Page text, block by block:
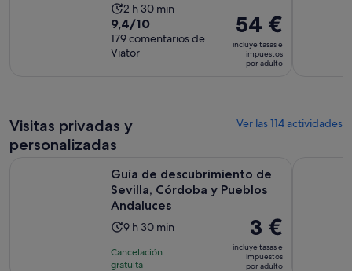
La
duración
de
la
2 horas
2 h 30 min
9.4
sobre
10
9,4/10
179 comentarios de
Viator
El
precio
es
de
adulto
54 €
incluye tasas e
impuestos
por adulto
Visitas privadas y
personalizadas
Ver las 114 actividades
Guía de descubrimiento de
Sevilla, Córdoba y Pueblos
Andaluces
La
de
9 h 30 min
Cancelación
gratuita
El
precio
es
3 €
incluye tasas e
impuestos
por adulto